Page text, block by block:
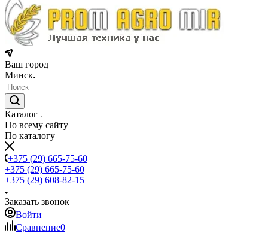
Ваш город
Минск
Каталог
По всему сайту
По каталогу
+375 (29) 665-75-60
+375 (29) 665-75-60
+375 (29) 608-82-15
Заказать звонок
Войти
Сравнение0